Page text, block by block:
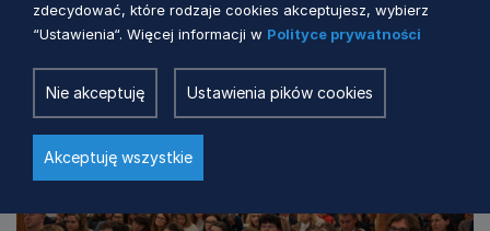
błędy, czy eksperymentować, osiągają lepsze
wyniki.
zdecydować, które rodzaje cookies akceptujesz, wybierz
“Ustawienia“. Więcej informacji w Polityce prywatności
Nie akceptuję Ustawienia pików cookies
Akceptuję wszystkie